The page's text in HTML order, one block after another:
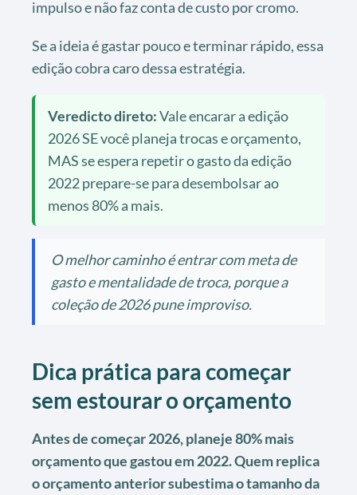
impulso e não faz conta de custo por cromo.
Se a ideia é gastar pouco e terminar rápido, essa
edição cobra caro dessa estratégia.
Veredicto direto:Vale encarar a edição
2026 SE você planeja trocas e orçamento,
MAS se espera repetir o gasto da edição
2022 prepare-se para desembolsar ao
menos 80% a mais.
O melhor caminho é entrar com meta de
gasto e mentalidade de troca, porque a
coleção de 2026 pune improviso.
Dica prática para começar
sem estourar o orçamento
Antes de começar 2026, planeje 80% mais
orçamento que gastou em 2022. Quem replica
o orçamento anterior subestima o tamanho da